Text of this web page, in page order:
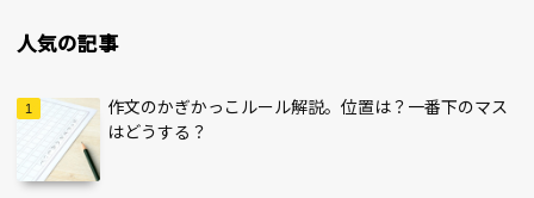
人気の記事
作文のかぎかっこルール解説。位置は？一番下のマス
はどうする？